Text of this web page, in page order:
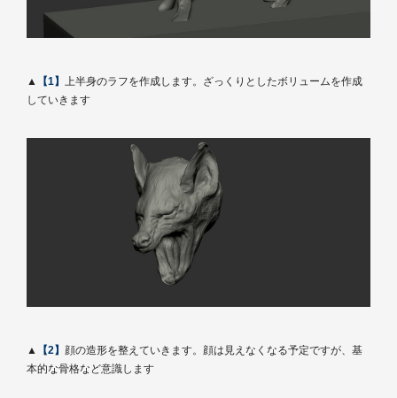
▲ 【1】 上半身のラフを作成します。ざっくりとしたボリュームを作成
していきます
▲ 【2】 顔の造形を整えていきます。顔は見えなくなる予定ですが、基
本的な骨格など意識します